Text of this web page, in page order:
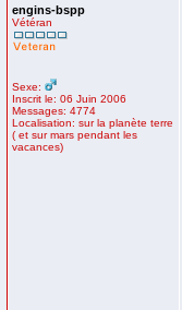
engins-bspp
Vétéran
Sexe:
Inscrit le: 06 Juin 2006
Messages: 4774
Localisation: sur la planète terre
( et sur mars pendant les
vacances)